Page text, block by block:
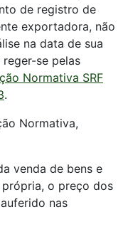
de registro de
exportadora, não
na data de sua
se pelas
Normativa SRF
.
Normativa,
venda de bens e
o preço dos
nas